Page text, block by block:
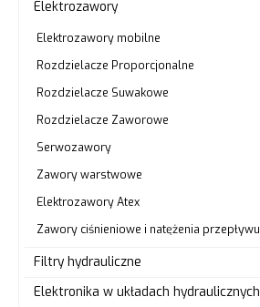
Elektrozawory
Elektrozawory mobilne
Rozdzielacze Proporcjonalne
Rozdzielacze Suwakowe
Rozdzielacze Zaworowe
Serwozawory
Zawory warstwowe
Elektrozawory Atex
Zawory ciśnieniowe i natężenia przepływu
Filtry hydrauliczne
Elektronika w układach hydraulicznych